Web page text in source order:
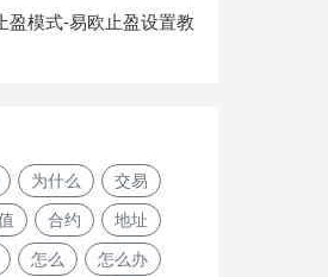
盈模式-易欧止盈设置教
为什么 交易
合约 地址
怎么 怎么办